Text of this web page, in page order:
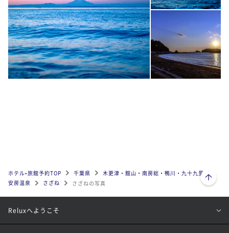
ホテル•旅館予約TOP 千葉県
木更津・館山・南房総・鴨川・九十九里
安房温泉
さざね さざねの写真
ページトップへ
Reluxへようこそ